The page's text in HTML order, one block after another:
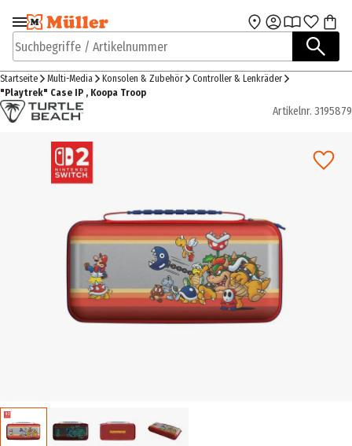
Zur Navigation
springen
Zum Hauptinhalt
Suchbegriffe / Artikelnummer
Startseite Multi-Media Konsolen & Zubehör
Controller & Lenkräder
"Playtrek" Case IP , Koopa Troop
Artikelnr. 3195879